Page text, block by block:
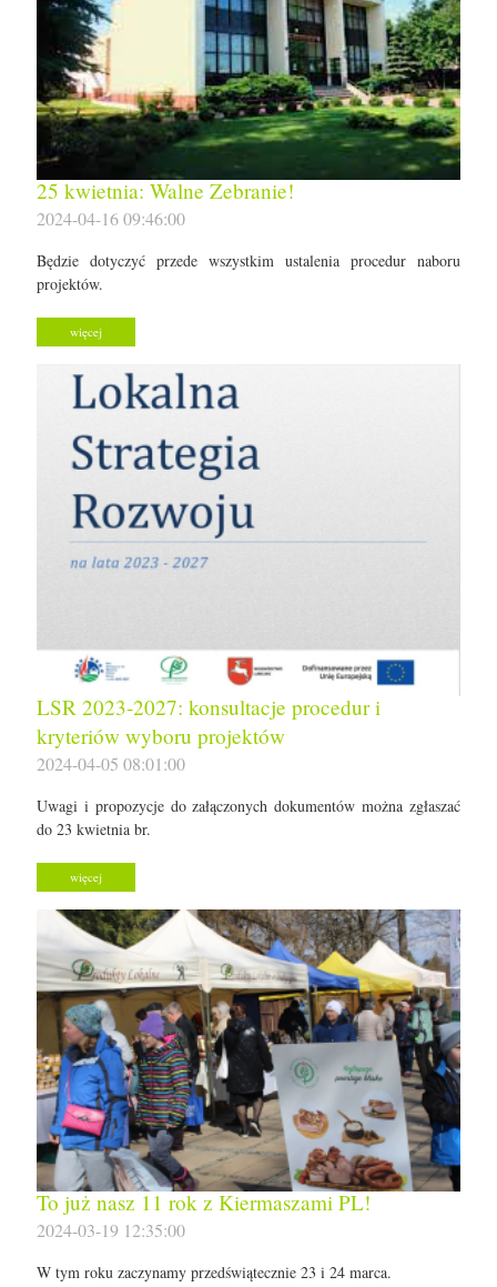
25 kwietnia: Walne Zebranie!
2024-04-16 09:46:00
Będzie dotyczyć przede wszystkim ustalenia procedur naboru
projektów.
więcej
LSR 2023-2027: konsultacje procedur i
kryteriów wyboru projektów
2024-04-05 08:01:00
Uwagi i propozycje do załączonych dokumentów można zgłaszać
do 23 kwietnia br.
więcej
To już nasz 11 rok z Kiermaszami PL!
2024-03-19 12:35:00
W tym roku zaczynamy przedświątecznie 23 i 24 marca.